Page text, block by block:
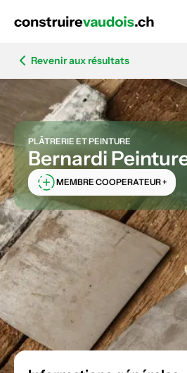
Revenir aux résultats
PLÂTRERIE ET PEINTURE
Bernardi
MEMBRE COOPERATEUR +